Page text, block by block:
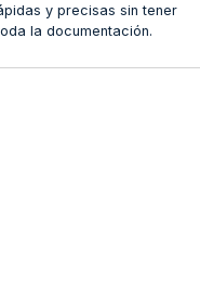
y precisas sin tener
la documentación.